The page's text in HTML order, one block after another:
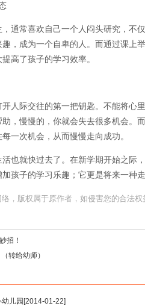
通常喜欢自己一个人闷头研究，不
，成为一个自卑的人。而通过课上
高了孩子的学习效率。
人际交往的第一把钥匙。不能将心
，慢慢的，你就会失去很多机会。
一次机会，从而慢慢走向成功。
活也就快过去了。在新学期开始之
孩子的学习乐趣；它更是将来一种
，版权属于原作者，如侵害您的合法
招！
转给幼师）
儿园 [2014-01-22]